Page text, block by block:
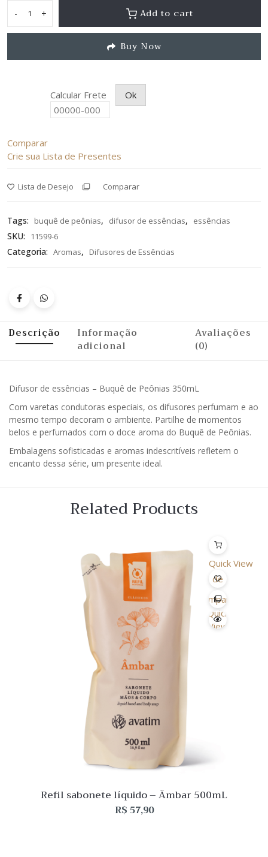
-
Difusor
de
-
+ Add to cart
Buy Now
Comparar
Calcular Frete Ok
Crie sua Lista de Presentes
Lista de Desejo Comparar
Tags: buquê de peônias, difusor de essências, essências
SKU: 11599-6
Categoria: Aromas, Difusores de Essências
Descrição
Informação
adicional
Avaliações
(0)
Difusor de essências – Buquê de Peônias 350mL
Com varetas condutoras especiais, os difusores perfumam e ao
mesmo tempo decoram o ambiente. Partilhe de momentos
belos e perfumados com o doce aroma do Buquê de Peônias.
Embalagens sofisticadas e aromas indescritíveis refletem o
encanto dessa série, um presente ideal.
Related Products
Quick View
Lista
de
Desejo
Comparar
Quick
View
Refil sabonete líquido – Âmbar 500mL
R$ 57,90